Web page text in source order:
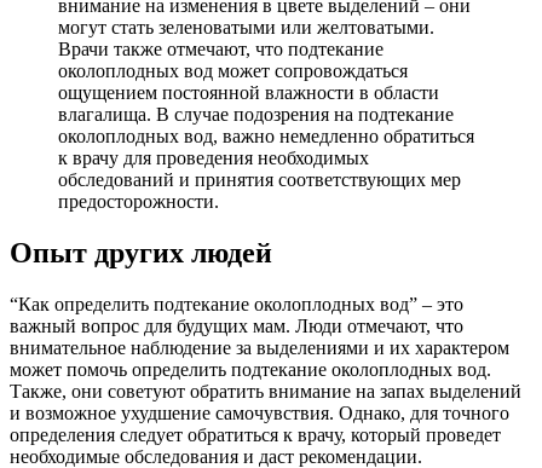
внимание на изменения в цвете выделений – они
могут стать зеленоватыми или желтоватыми.
Врачи также отмечают, что подтекание
околоплодных вод может сопровождаться
ощущением постоянной влажности в области
влагалища. В случае подозрения на подтекание
околоплодных вод, важно немедленно обратиться
к врачу для проведения необходимых
обследований и принятия соответствующих мер
предосторожности.
Опыт других людей
“Как определить подтекание околоплодных вод” – это
важный вопрос для будущих мам. Люди отмечают, что
внимательное наблюдение за выделениями и их характером
может помочь определить подтекание околоплодных вод.
Также, они советуют обратить внимание на запах выделений
и возможное ухудшение самочувствия. Однако, для точного
определения следует обратиться к врачу, который проведет
необходимые обследования и даст рекомендации.